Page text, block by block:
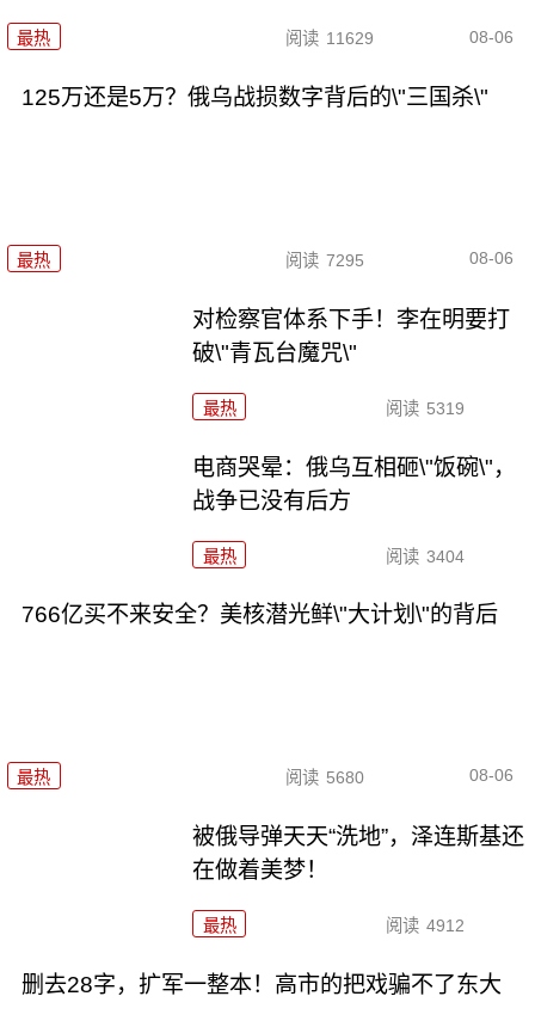
最热 阅读 11629 08-06
125万还是5万？俄乌战损数字背后的\"三国杀\"
最热 阅读 7295 08-06
对检察官体系下手！李在明要打
破\"青瓦台魔咒\"
最热 阅读 5319
电商哭晕：俄乌互相砸\"饭碗\"，
战争已没有后方
最热 阅读 3404
766亿买不来安全？美核潜光鲜\"大计划\"的背后
最热 阅读 5680 08-06
被俄导弹天天“洗地”，泽连斯基还
在做着美梦！
最热 阅读 4912
删去28字，扩军一整本！高市的把戏骗不了东大